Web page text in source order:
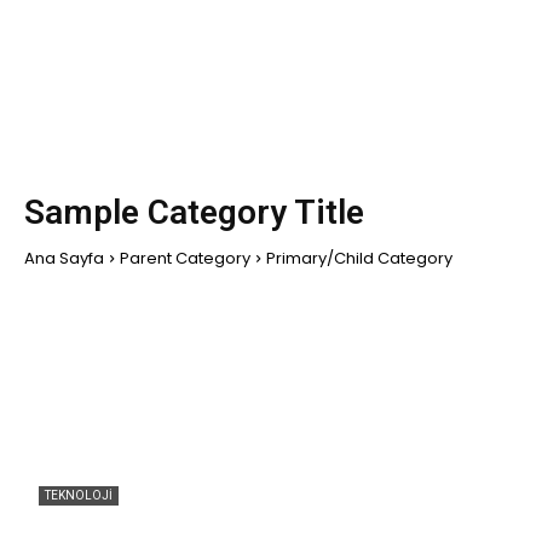
Sample Category Title
Ana Sayfa Parent Category Primary/Child Category
TEKNOLOJI